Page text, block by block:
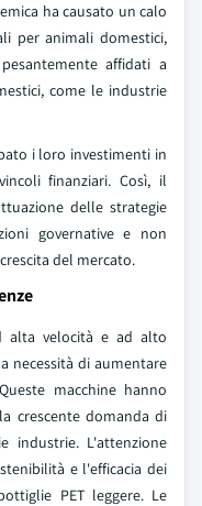
ha causato un calo
per animali domestici,
affidati a
come le industrie
i loro investimenti in
finanziari. Così, il
delle strategie
governative e non
del mercato.
alta velocità e ad alto
necessità di aumentare
macchine hanno
crescente domanda di
industrie. L'attenzione
e l'efficacia dei
PET leggere. Le